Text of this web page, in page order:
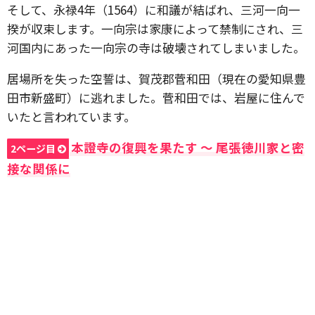
そして、永禄4年（1564）に和議が結ばれ、三河一向一
揆が収束します。一向宗は家康によって禁制にされ、三
河国内にあった一向宗の寺は破壊されてしまいました。
居場所を失った空誓は、賀茂郡菅和田（現在の愛知県豊
田市新盛町）に逃れました。菅和田では、岩屋に住んで
いたと言われています。
2ページ目
本證寺の復興を果たす 〜 尾張徳川家と密
接な関係に